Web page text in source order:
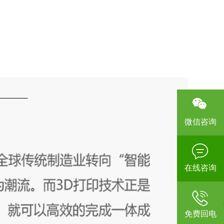
微信咨询
在线咨询
免费回电